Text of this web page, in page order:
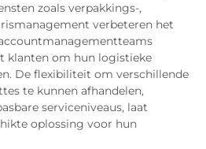
zoals verpakkings-,
verbeteren het
klanten om hun logistieke
De flexibiliteit om verschillende
te kunnen afhandelen,
serviceniveaus, laat
oplossing voor hun